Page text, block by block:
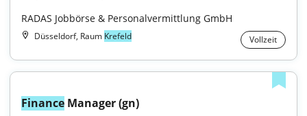
RADAS Jobbörse & Personalvermittlung GmbH
Düsseldorf, Raum Krefeld Vollzeit
Finance Manager (gn)